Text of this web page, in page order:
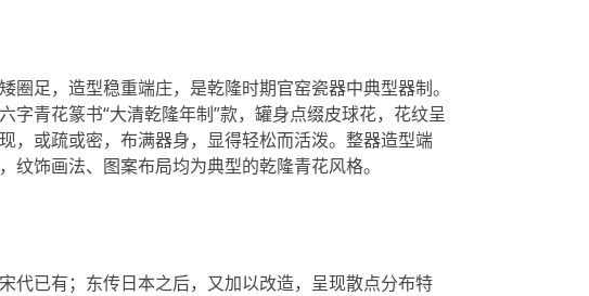
圈足，造型稳重端庄，是乾隆时期官窑瓷器中典型器制。
字青花篆书“大清乾隆年制”款，罐身点缀皮球花，花纹呈
，或疏或密，布满器身，显得轻松而活泼。整器造型端
纹饰画法、图案布局均为典型的乾隆青花风格。
代已有；东传日本之后，又加以改造，呈现散点分布特